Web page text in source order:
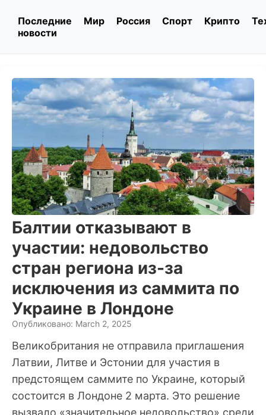
Последние
новости
Мир Россия Спорт Крипто
Балтии отказывают в
участии: недовольство
стран региона из-за
исключения из саммита по
Украине в Лондоне
Опубликовано: March 2, 2025
Великобритания не отправила приглашения
Латвии, Литве и Эстонии для участия в
предстоящем саммите по Украине, который
состоится в Лондоне 2 марта. Это решение
вызвало «значительное недовольство» среди